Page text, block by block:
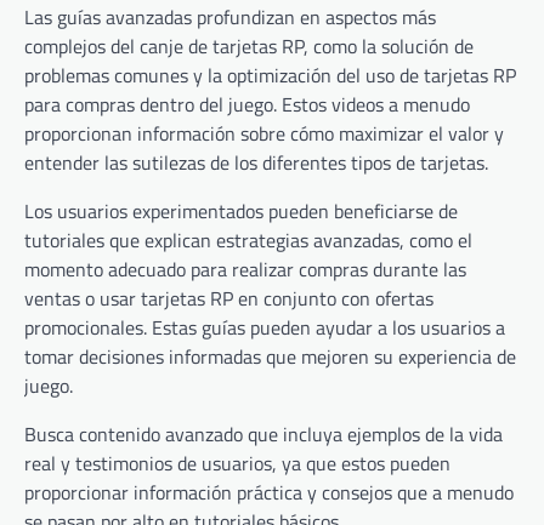
Las guías avanzadas profundizan en aspectos más
complejos del canje de tarjetas RP, como la solución de
problemas comunes y la optimización del uso de tarjetas RP
para compras dentro del juego. Estos videos a menudo
proporcionan información sobre cómo maximizar el valor y
entender las sutilezas de los diferentes tipos de tarjetas.
Los usuarios experimentados pueden beneficiarse de
tutoriales que explican estrategias avanzadas, como el
momento adecuado para realizar compras durante las
ventas o usar tarjetas RP en conjunto con ofertas
promocionales. Estas guías pueden ayudar a los usuarios a
tomar decisiones informadas que mejoren su experiencia de
juego.
Busca contenido avanzado que incluya ejemplos de la vida
real y testimonios de usuarios, ya que estos pueden
proporcionar información práctica y consejos que a menudo